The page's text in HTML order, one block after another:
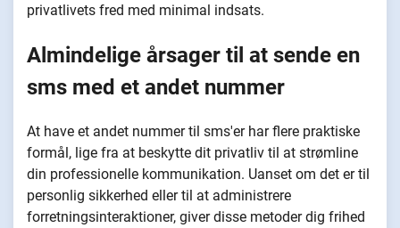
privatlivets fred med minimal indsats.
Almindelige årsager til at sende en
sms med et andet nummer
At have et andet nummer til sms'er har flere praktiske
formål, lige fra at beskytte dit privatliv til at strømline
din professionelle kommunikation. Uanset om det er til
personlig sikkerhed eller til at administrere
forretningsinteraktioner, giver disse metoder dig frihed